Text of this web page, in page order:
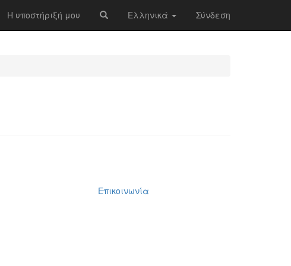
Η υποστήριξή μου Ελληνικά Σύνδεση
Επικοινωνία